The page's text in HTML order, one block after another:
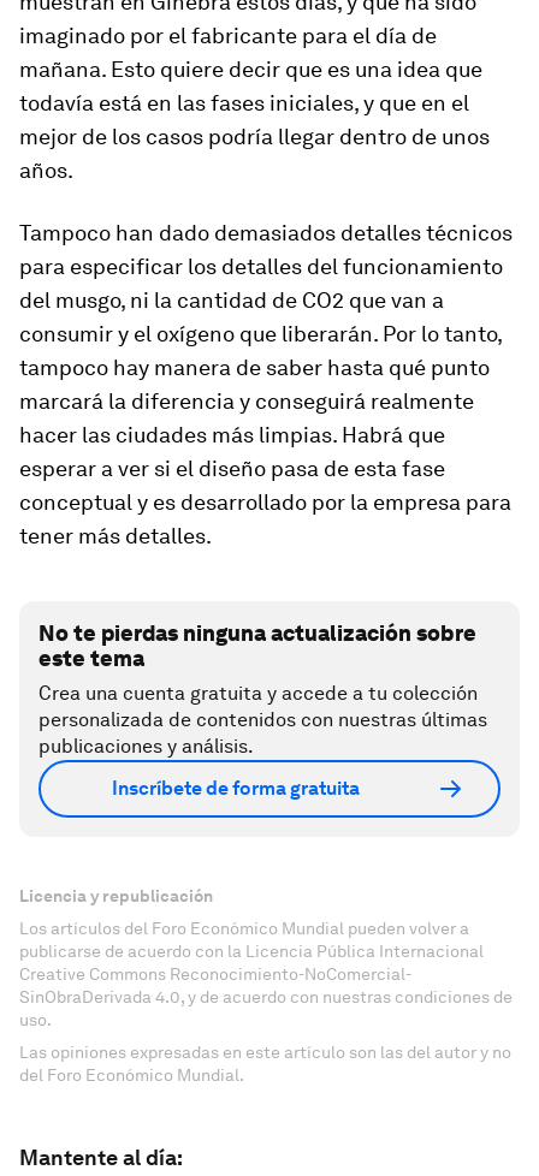
imaginado por el fabricante para el día de
mañana. Esto quiere decir que es una idea que
todavía está en las fases iniciales, y que en el
mejor de los casos podría llegar dentro de unos
años.
Tampoco han dado demasiados detalles técnicos
para especificar los detalles del funcionamiento
del musgo, ni la cantidad de CO2 que van a
consumir y el oxígeno que liberarán. Por lo tanto,
tampoco hay manera de saber hasta qué punto
marcará la diferencia y conseguirá realmente
hacer las ciudades más limpias. Habrá que
esperar a ver si el diseño pasa de esta fase
conceptual y es desarrollado por la empresa para
tener más detalles.
No te pierdas ninguna actualización sobre
este tema
Crea una cuenta gratuita y accede a tu colección
personalizada de contenidos con nuestras últimas
publicaciones y análisis.
Inscríbete de forma gratuita
Licencia y republicación
Los artículos del Foro Económico Mundial pueden volver a
publicarse de acuerdo con la Licencia Pública Internacional
Creative Commons Reconocimiento-NoComercial-
SinObraDerivada 4.0, y de acuerdo con nuestras condiciones de
uso.
Las opiniones expresadas en este artículo son las del autor y no
del Foro Económico Mundial.
Mantente al día: